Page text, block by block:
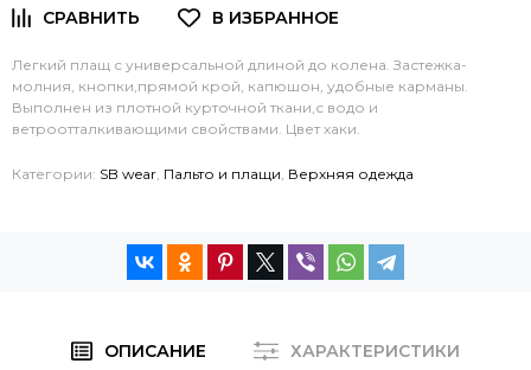
Легкий плащ с универсальной длиной до колена. Застежка-
молния, кнопки,прямой крой, капюшон, удобные карманы.
Выполнен из плотной курточной ткани,с водо и
ветроотталкивающими свойствами. Цвет хаки.
Категории: SB wear, Пальто и плащи, Верхняя одежда
ОПИСАНИЕ ХАРАКТЕРИСТИКИ